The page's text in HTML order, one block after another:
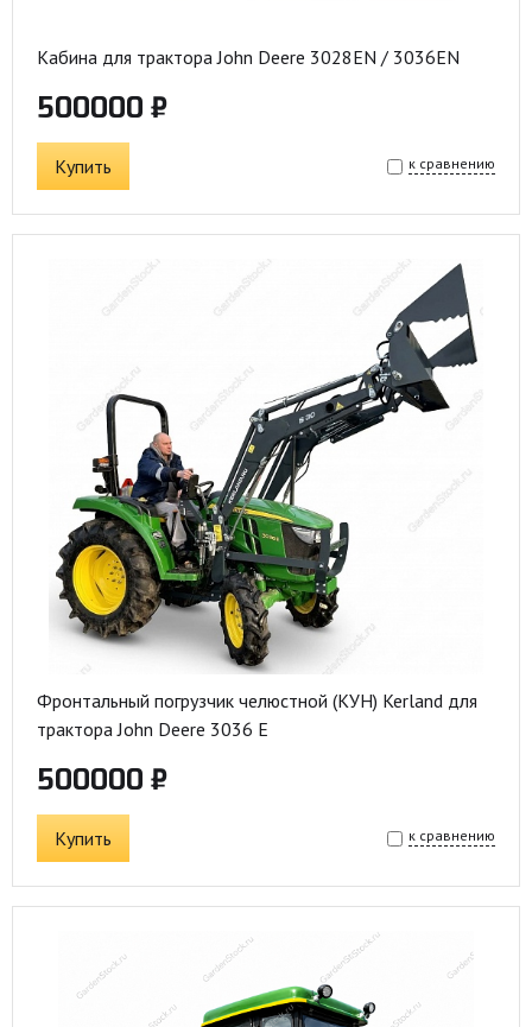
Кабина для трактора John Deere 3028EN / 3036EN
500000 ₽
Купить к сравнению
Фронтальный погрузчик челюстной (КУН) Kerland для
трактора John Deere 3036 E
500000 ₽
Купить к сравнению